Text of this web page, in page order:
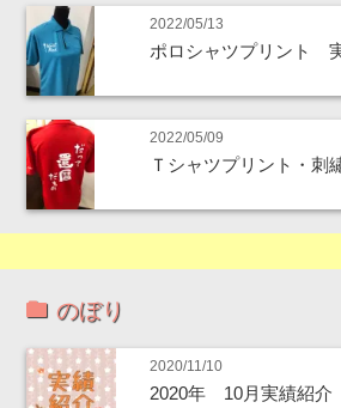
2022/05/13
ポロシャツプリント
2022/05/09
Ｔシャツプリント・
のぼり
2020/11/10
2020年 10月実績紹介